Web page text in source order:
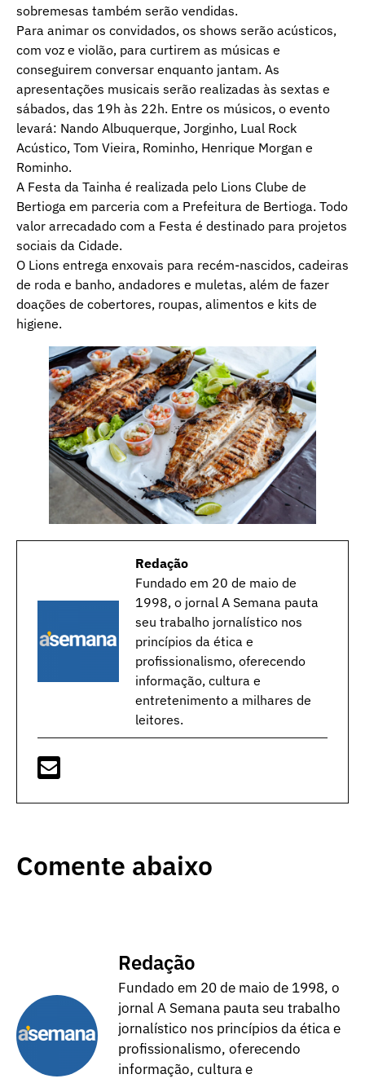
sobremesas também serão vendidas.
Para animar os convidados, os shows serão acústicos,
com voz e violão, para curtirem as músicas e
conseguirem conversar enquanto jantam. As
apresentações musicais serão realizadas às sextas e
sábados, das 19h às 22h. Entre os músicos, o evento
levará: Nando Albuquerque, Jorginho, Lual Rock
Acústico, Tom Vieira, Rominho, Henrique Morgan e
Rominho.
A Festa da Tainha é realizada pelo Lions Clube de
Bertioga em parceria com a Prefeitura de Bertioga. Todo
valor arrecadado com a Festa é destinado para projetos
sociais da Cidade.
O Lions entrega enxovais para recém-nascidos, cadeiras
de roda e banho, andadores e muletas, além de fazer
doações de cobertores, roupas, alimentos e kits de
higiene.
Redação
Fundado em 20 de maio de
1998, o jornal A Semana pauta
seu trabalho jornalístico nos
princípios da ética e
profissionalismo, oferecendo
informação, cultura e
entretenimento a milhares de
leitores.
Comente abaixo
Redação
Fundado em 20 de maio de 1998, o
jornal A Semana pauta seu trabalho
jornalístico nos princípios da ética e
profissionalismo, oferecendo
informação, cultura e